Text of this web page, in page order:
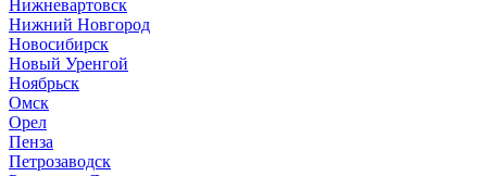
Нижневартовск
Нижний Новгород
Новосибирск
Новый Уренгой
Ноябрьск
Омск
Орел
Пенза
Петрозаводск